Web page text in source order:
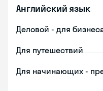
Английский язык
Деловой - для
Для путешествий
Для начинающих -